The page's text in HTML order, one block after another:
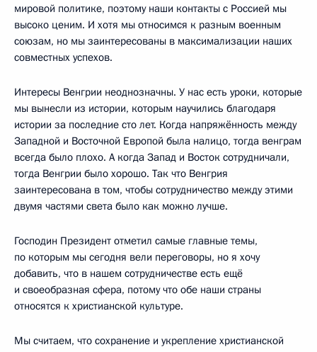
мировой политике, поэтому наши контакты с Россией мы
высоко ценим. И хотя мы относимся к разным военным
союзам, но мы заинтересованы в максимализации наших
совместных успехов.
Интересы Венгрии неоднозначны. У нас есть уроки, которые
мы вынесли из истории, которым научились благодаря
истории за последние сто лет. Когда напряжённость между
Западной и Восточной Европой была налицо, тогда венграм
всегда было плохо. А когда Запад и Восток сотрудничали,
тогда Венгрии было хорошо. Так что Венгрия
заинтересована в том, чтобы сотрудничество между этими
двумя частями света было как можно лучше.
Господин Президент отметил самые главные темы,
по которым мы сегодня вели переговоры, но я хочу
добавить, что в нашем сотрудничестве есть ещё
и своеобразная сфера, потому что обе наши страны
относятся к христианской культуре.
Мы считаем, что сохранение и укрепление христианской